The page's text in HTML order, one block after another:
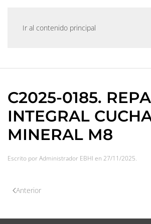
Ir al contenido principal
C2025-0185.
INTEGRAL
MINERAL M8
Escrito porAdministrador EBHI en 27/11/2025.
Anterior